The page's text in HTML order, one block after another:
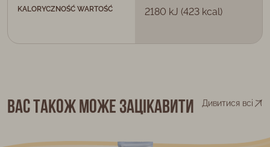
KALORYCZNOŚĆ WARTOŚĆ 2180 kJ (423 kcal)
Вас також може зацікавити Дивитися всі